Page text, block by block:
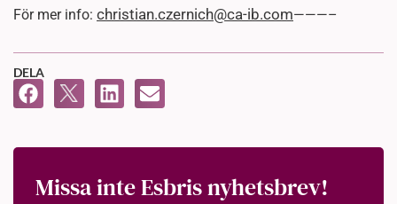
För mer info: christian.czernich@ca-ib.com———–
DELA
Missa inte Esbris nyhetsbrev!